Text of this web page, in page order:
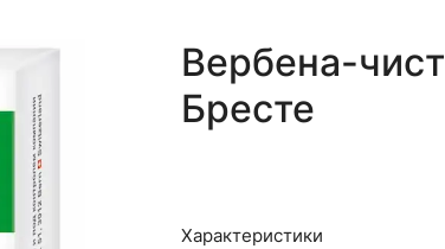
Вербена-
Бресте
Характеристики